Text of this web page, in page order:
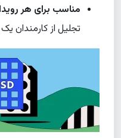
مناسب برای هر رویداد
تجلیل از کارمندان یک